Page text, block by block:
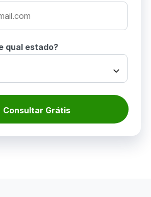
qual estado?
Consultar Grátis